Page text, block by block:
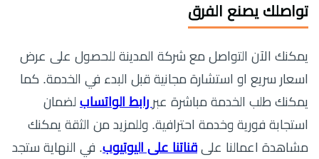
تواصلك يصنع الفرق
يمكنك الآن التواصل مع شركة المدينة للحصول على عرض
اسعار سريع او استشارة مجانية قبل البدء في الخدمة. كما
يمكنك طلب الخدمة مباشرة عبر رابط الواتساب لضمان
استجابة فورية وخدمة احترافية. وللمزيد من الثقة يمكنك
مشاهدة اعمالنا على قناتنا على اليوتيوب. في النهاية ستجد